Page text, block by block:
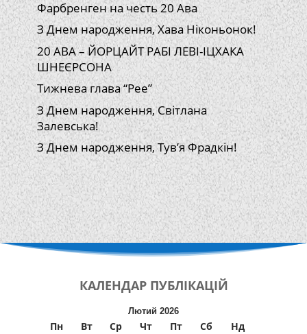
Фарбренген на честь 20 Ава
З Днем народження, Хава Ніконьонок!
20 АВА – ЙОРЦАЙТ РАБІ ЛЕВІ-ІЦХАКА
ШНЕЄРСОНА
Тижнева глава “Рее”
З Днем народження, Світлана
Залевська!
З Днем народження, Тув’я Фрадкін!
КАЛЕНДАР ПУБЛІКАЦІЙ
Лютий 2026
Пн Вт Ср Чт Пт Сб
Нд